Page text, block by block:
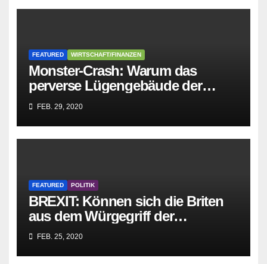
FEATURED WIRTSCHAFT/FINANZEN
Monster-Crash: Warum das
perverse Lügengebäude der
Sozialisten in sich
zusammenbricht!
FEB. 29, 2020
FEATURED POLITIK
BREXIT: Können sich die Briten
aus dem Würgegriff der
parasitären EU-Mafia befreien?
FEB. 25, 2020